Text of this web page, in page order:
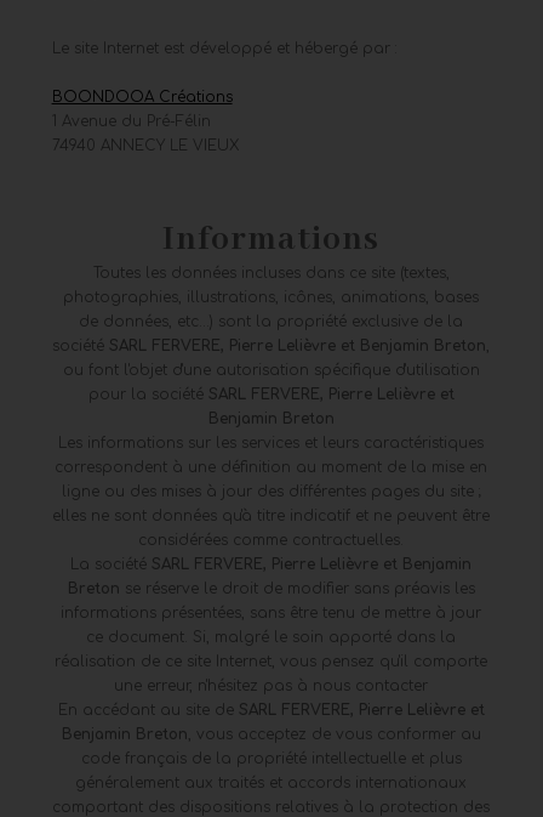
Le site Internet est développé et hébergé par :
BOONDOOA Créations
1 Avenue du Pré-Félin
74940 ANNECY LE VIEUX
Informations
Toutes les données incluses dans ce site (textes,
photographies, illustrations, icônes, animations, bases
de données, etc...) sont la propriété exclusive de la
société SARL FERVERE, Pierre Lelièvre et Benjamin Breton
ou font l'objet d'une autorisation spécifique d'utilisation
pour la société SARL FERVERE, Pierre Lelièvre et
Benjamin Breton
Les informations sur les services et leurs caractéristiques
correspondent à une définition au moment de la mise en
ligne ou des mises à jour des différentes pages du site ;
elles ne sont données qu'à titre indicatif et ne peuvent être
considérées comme contractuelles.
La société SARL FERVERE, Pierre Lelièvre et Benjamin
Breton se réserve le droit de modifier sans préavis les
informations présentées, sans être tenu de mettre à jour
ce document. Si, malgré le soin apporté dans la
réalisation de ce site Internet, vous pensez qu'il comporte
une erreur, n'hésitez pas à nous contacter
En accédant au site de SARL FERVERE, Pierre Lelièvre et
Benjamin Breton , vous acceptez de vous conformer au
code français de la propriété intellectuelle et plus
généralement aux traités et accords internationaux
comportant des dispositions relatives à la protection des